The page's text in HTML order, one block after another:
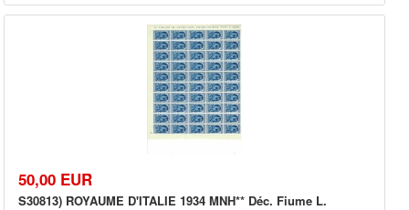
50,00 EUR
S30813) ROYAUME D'ITALIE 1934 MNH** Déc. Fiume L.